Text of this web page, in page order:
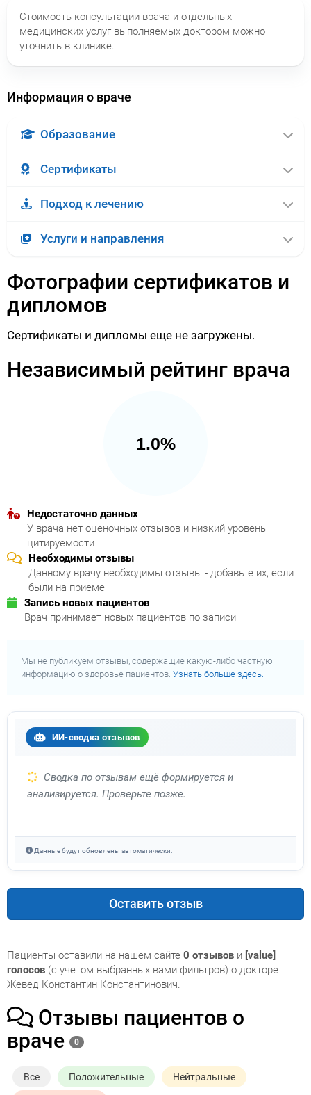
Стоимость консультации врача и отдельных
медицинских услуг выполняемых доктором можно
уточнить в клинике.
Информация о враче
Образование
Сертификаты
Подход к лечению
Услуги и направления
Фотографии сертификатов и
дипломов
Сертификаты и дипломы еще не загружены.
Независимый рейтинг врача
1.0%
Недостаточно данных
У врача нет оценочных отзывов и низкий уровень
цитируемости
Необходимы отзывы
Данному врачу необходимы отзывы - добавьте их, если
были на приеме
Запись новых пациентов
Врач принимает новых пациентов по записи
Мы не публикуем отзывы, содержащие какую-либо частную
информацию о здоровье пациентов. Узнать больше здесь.
ИИ-сводка отзывов
Сводка по отзывам ещё формируется и
анализируется. Проверьте позже.
Данные будут обновлены автоматически.
Оставить отзыв
Пациенты оставили на нашем сайте 0 отзывов и [value]
голосов (с учетом выбранных вами фильтров) о докторе
Жевед Константин Константинович.
Отзывы пациентов о
враче
0
Все Положительные Нейтральные